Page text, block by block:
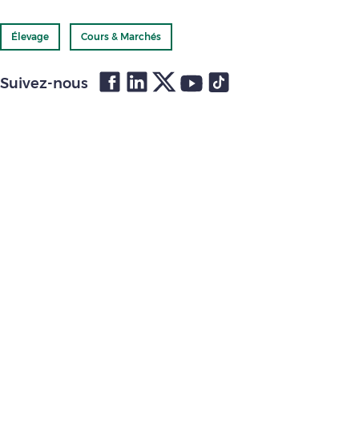
Élevage Cours & Marchés
Suivez-nous